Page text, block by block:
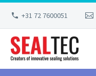
+31 72 7600051